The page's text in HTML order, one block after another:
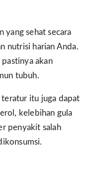
yang sehat secara
nutrisi harian Anda.
akan
tubuh.
teratur itu juga dapat
kelebihan gula
penyakit salah